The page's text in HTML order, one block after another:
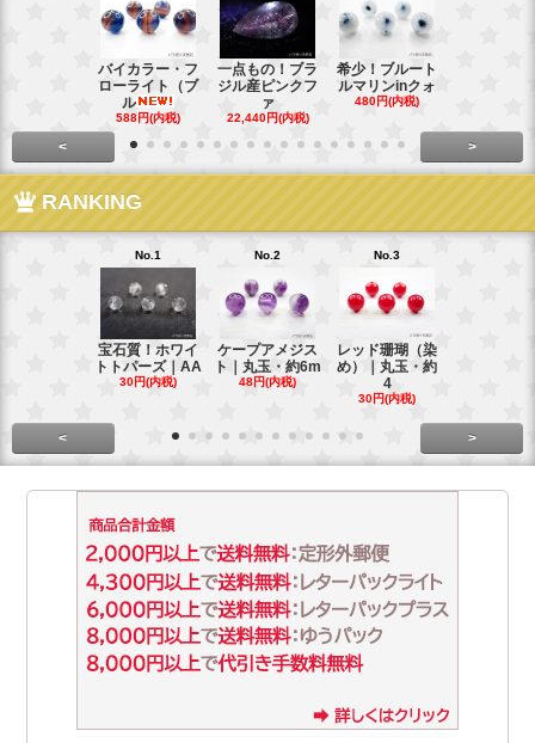
バイカラー・フ
ローライト（ブ
ル
588円(内税)
一点もの！ブラ
ジル産ピンクフ
ァ
22,440円(内税)
希少！ブルート
ルマリンinクォ
480円(内税)
< >
RANKING
No.1
宝石質！ホワイ
トトパーズ｜AA
30円(内税)
No.2
ケープアメジス
ト｜丸玉・約6m
48円(内税)
No.3
レッド珊瑚（染
め）｜丸玉・約
4
30円(内税)
< >